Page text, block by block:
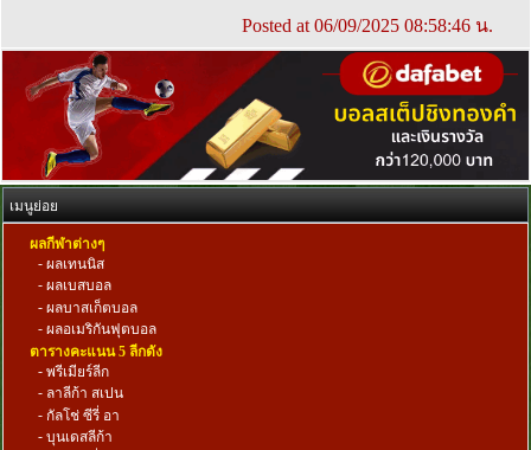
เมนูย่อย
ผลกีฬาต่างๆ
- ผลเทนนิส
- ผลเบสบอล
- ผลบาสเก็ตบอล
- ผลอเมริกันฟุตบอล
ตารางคะแนน 5 ลีกดัง
- พรีเมียร์ลีก
- ลาลีก้า สเปน
- กัลโช่ ซีรี่ อา
- บุนเดสลีก้า
Posted at 06/09/2025 08:58:46 น.